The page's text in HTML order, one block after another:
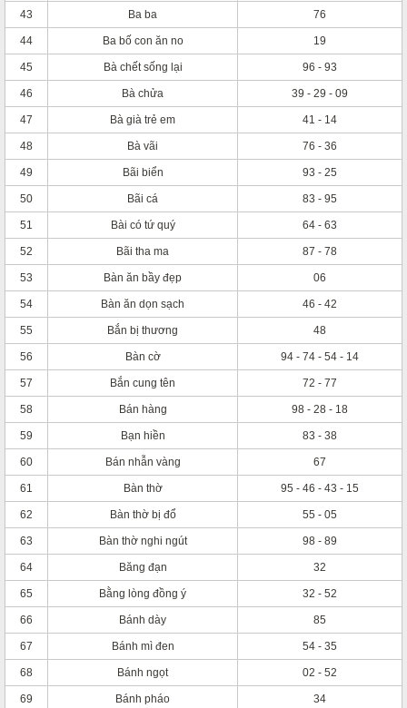
43 Ba ba 76
44 Ba bố con ăn no 19
45 Bà chết sống lại 96 - 93
46 Bà chửa 39 - 29 - 09
47 Bà già trẻ em 41 - 14
48 Bà vãi 76 - 36
49 Bãi biển 93 - 25
50 Bãi cá 83 - 95
51 Bài có tứ quý 64 - 63
52 Bãi tha ma 87 - 78
53 Bàn ăn bầy đẹp 06
54 Bàn ăn dọn sạch 46 - 42
55 Bắn bị thương 48
56 Bàn cờ 94 - 74 - 54 - 14
57 Bắn cung tên 72 - 77
58 Bán hàng 98 - 28 - 18
59 Bạn hiền 83 - 38
60 Bán nhẫn vàng 67
61 Bàn thờ 95 - 46 - 43 - 15
62 Bàn thờ bị đổ 55 - 05
63 Bàn thờ nghi ngút 98 - 89
64 Băng đạn 32
65 Bằng lòng đồng ý 32 - 52
66 Bánh dày 85
67 Bánh mì đen 54 - 35
68 Bánh ngọt 02 - 52
69 Bánh pháo 34